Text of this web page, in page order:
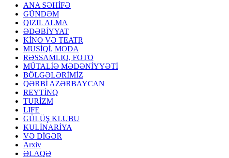
ANA SƏHİFƏ
GÜNDƏM
QIZIL ALMA
ƏDƏBİYYAT
KİNO VƏ TEATR
MUSİQİ, MODA
RƏSSAMLIQ, FOTO
MÜTALİƏ MƏDƏNİYYƏTİ
BÖLGƏLƏRİMİZ
QƏRBİ AZƏRBAYCAN
REYTİNQ
TURİZM
LIFE
GÜLÜŞ KLUBU
KULİNARİYA
VƏ DİGƏR
Arxiv
ƏLAQƏ